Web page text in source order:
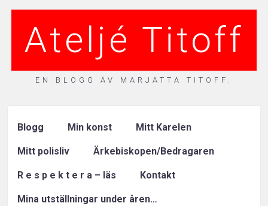
Ateljé Titoff
EN BLOGG AV MARJATTA TITOFF.
Blogg Min konst Mitt Karelen
Mitt polisliv Ärkebiskopen/Bedragaren
R e s p e k t e r a – läs Kontakt
Mina utställningar under åren…